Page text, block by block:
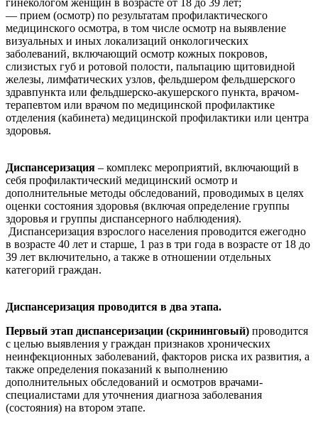
гинекологом женщин в возрасте от 18 до 39 лет;
— прием (осмотр) по результатам профилактического
медицинского осмотра, в том числе осмотр на выявление
визуальных и иных локализаций онкологических
заболеваний, включающий осмотр кожных покровов,
слизистых губ и ротовой полости, пальпацию щитовидной
железы, лимфатических узлов, фельдшером фельдшерского
здравпункта или фельдшерско-акушерского пункта, врачом-
терапевтом или врачом по медицинской профилактике
отделения (кабинета) медицинской профилактики или центра
здоровья.
Диспансеризация – комплекс мероприятий, включающий в
себя профилактический медицинский осмотр и
дополнительные методы обследований, проводимых в целях
оценки состояния здоровья (включая определение группы
здоровья и группы диспансерного наблюдения).
Диспансеризация взрослого населения проводится ежегодно
в возрасте 40 лет и старше, 1 раз в три года в возрасте от 18 до
39 лет включительно, а также в отношении отдельных
категорий граждан.
Диспансеризация проводится в два этапа.
Первый этап диспансеризации (скрининговый) проводится
с целью выявления у граждан признаков хронических
неинфекционных заболеваний, факторов риска их развития, а
также определения показаний к выполнению
дополнительных обследований и осмотров врачами-
специалистами для уточнения диагноза заболевания
(состояния) на втором этапе.